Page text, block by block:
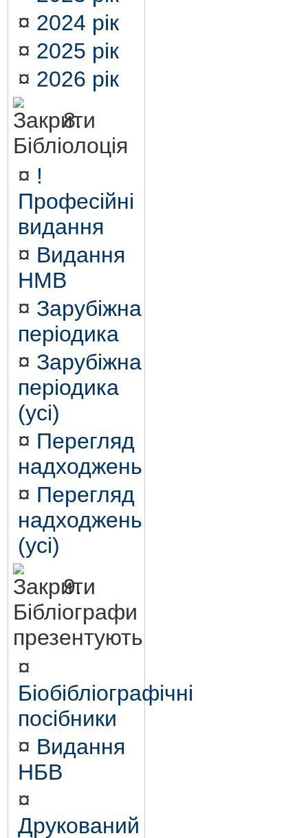
¤ 2024 рік
¤ 2025 рік
¤ 2026 рік
8.
Бібліолоція
¤ !
Професійні
видання
¤ Видання
НМВ
¤ Зарубіжна
періодика
¤ Зарубіжна
періодика
(усі)
¤ Перегляд
надходжень
¤ Перегляд
надходжень
(усі)
9.
Бібліографи
презентують
¤
Біобібліографічні
посібники
¤ Видання
НБВ
¤
Друкований